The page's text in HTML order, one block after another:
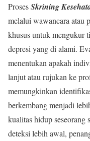
ProsesSkrining
melalui wawancara atau
khusus untuk mengukur
depresi yang di alami.
menentukan apakah
lanjut atau rujukan ke
memungkinkan
berkembang menjadi
kualitas hidup seseorang
deteksi lebih awal,